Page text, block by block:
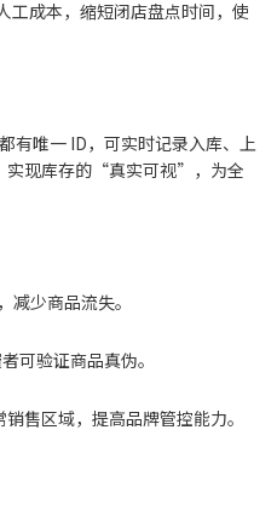
工成本，缩短闭店盘点时间，使
有唯一 ID，可实时记录入库、上
实现库存的“真实可视”，为全
，减少商品流失。
可验证商品真伪。
售区域，提高品牌管控能力。